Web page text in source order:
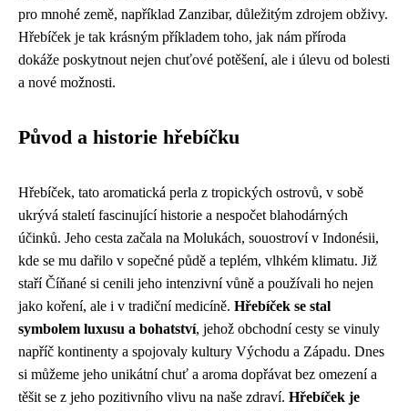
pro mnohé země, například Zanzibar, důležitým zdrojem obživy.
Hřebíček je tak krásným příkladem toho, jak nám příroda
dokáže poskytnout nejen chuťové potěšení, ale i úlevu od bolesti
a nové možnosti.
Původ a historie hřebíčku
Hřebíček, tato aromatická perla z tropických ostrovů, v sobě
ukrývá staletí fascinující historie a nespočet blahodárných
účinků. Jeho cesta začala na Molukách, souostroví v Indonésii,
kde se mu dařilo v sopečné půdě a teplém, vlhkém klimatu. Již
staří Číňané si cenili jeho intenzivní vůně a používali ho nejen
jako koření, ale i v tradiční medicíně. Hřebíček se stal
symbolem luxusu a bohatství, jehož obchodní cesty se vinuly
napříč kontinenty a spojovaly kultury Východu a Západu. Dnes
si můžeme jeho unikátní chuť a aroma dopřávat bez omezení a
těšit se z jeho pozitivního vlivu na naše zdraví. Hřebíček je